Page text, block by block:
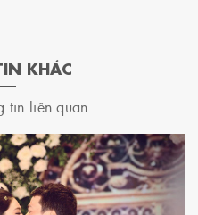
KHÁC
tin liên quan